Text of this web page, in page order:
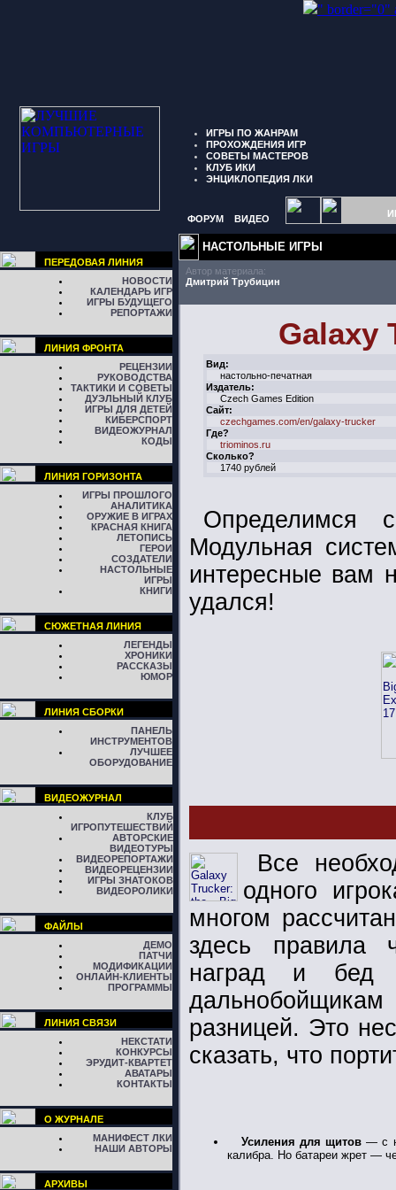
" border="0"
ИГРЫ ПО ЖАНРАМ
ПРОХОЖДЕНИЯ ИГР
СОВЕТЫ МАСТЕРОВ
КЛУБ ИКИ
ЭНЦИКЛОПЕДИЯ ЛКИ
ФОРУМ ВИДЕО
ПЕРЕДОВАЯ ЛИНИЯ
НОВОСТИ
КАЛЕНДАРЬ ИГР
ИГРЫ БУДУЩЕГО
РЕПОРТАЖИ
ЛИНИЯ ФРОНТА
РЕЦЕНЗИИ
РУКОВОДСТВА
ТАКТИКИ И СОВЕТЫ
ДУЭЛЬНЫЙ КЛУБ
ИГРЫ ДЛЯ ДЕТЕЙ
КИБЕРСПОРТ
ВИДЕОЖУРНАЛ
КОДЫ
ЛИНИЯ ГОРИЗОНТА
ИГРЫ ПРОШЛОГО
АНАЛИТИКА
ОРУЖИЕ В ИГРАХ
КРАСНАЯ КНИГА
ЛЕТОПИСЬ
ГЕРОИ
СОЗДАТЕЛИ
НАСТОЛЬНЫЕ
ИГРЫ
КНИГИ
СЮЖЕТНАЯ ЛИНИЯ
ЛЕГЕНДЫ
ХРОНИКИ
РАССКАЗЫ
ЮМОР
ЛИНИЯ СБОРКИ
ПАНЕЛЬ
ИНСТРУМЕНТОВ
ЛУЧШЕЕ
ОБОРУДОВАНИЕ
ВИДЕОЖУРНАЛ
КЛУБ
ИГРОПУТЕШЕСТВИЙ
АВТОРСКИЕ
ВИДЕОТУРЫ
ВИДЕОРЕПОРТАЖИ
ВИДЕОРЕЦЕНЗИИ
ИГРЫ ЗНАТОКОВ
ВИДЕОРОЛИКИ
ФАЙЛЫ
ДЕМО
ПАТЧИ
МОДИФИКАЦИИ
ОНЛАЙН-КЛИЕНТЫ
ПРОГРАММЫ
ЛИНИЯ СВЯЗИ
НЕКСТАТИ
КОНКУРСЫ
ЭРУДИТ-КВАРТЕТ
АВАТАРЫ
КОНТАКТЫ
О ЖУРНАЛЕ
МАНИФЕСТ ЛКИ
НАШИ АВТОРЫ
АРХИВЫ
НАСТОЛЬНЫЕ ИГРЫ
Автор материала:
Дмитрий Трубицин
Galaxy
Вид:
настольно-печатная
Издатель:
Czech Games Edition
Сайт:
czechgames.com/en/galaxy-trucker
Где?
triominos.ru
Сколько?
1740 рублей
Определимся
Модульная
интересные вам
удался!
Все
одного
многом
здесь правила
наград и бед
разницей. Это
сказать, что
Усиления для щитов — с
калибра. Но батареи жрет —